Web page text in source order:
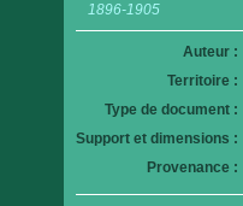
1896-1905
Auteur :
Territoire :
Type de document :
Support et dimensions :
Provenance :